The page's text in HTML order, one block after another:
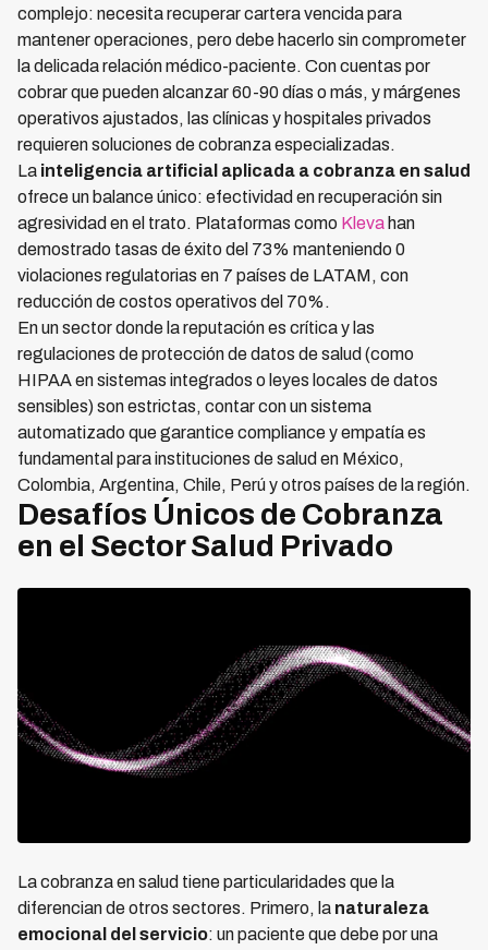
complejo: necesita recuperar cartera vencida para
mantener operaciones, pero debe hacerlo sin comprometer
la delicada relación médico-paciente. Con cuentas por
cobrar que pueden alcanzar 60-90 días o más, y márgenes
operativos ajustados, las clínicas y hospitales privados
requieren soluciones de cobranza especializadas.
La inteligencia artificial aplicada a cobranza en salud
ofrece un balance único: efectividad en recuperación sin
agresividad en el trato. Plataformas como Kleva han
demostrado tasas de éxito del 73% manteniendo 0
violaciones regulatorias en 7 países de LATAM, con
reducción de costos operativos del 70%.
En un sector donde la reputación es crítica y las
regulaciones de protección de datos de salud (como
HIPAA en sistemas integrados o leyes locales de datos
sensibles) son estrictas, contar con un sistema
automatizado que garantice compliance y empatía es
fundamental para instituciones de salud en México,
Colombia, Argentina, Chile, Perú y otros países de la región.
Desafíos Únicos de Cobranza
en el Sector Salud Privado
La cobranza en salud tiene particularidades que la
diferencian de otros sectores. Primero, la naturaleza
emocional del servicio: un paciente que debe por una